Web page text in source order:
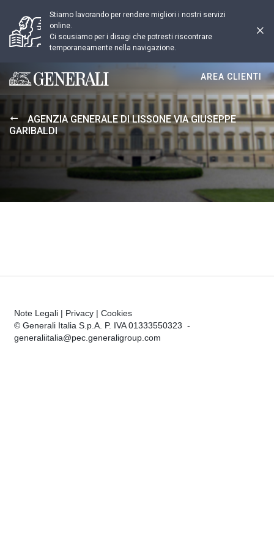
Stiamo lavorando per rendere migliori i nostri servizi
online.
Ci scusiamo per i disagi che potresti riscontrare
temporaneamente nella navigazione.
Generali logo
AREA CLIENTI
AGENZIA GENERALE DI LISSONE VIA GIUSEPPE
GARIBALDI
Note Legali | Privacy | Cookies
© Generali Italia S.p.A. P. IVA 01333550323 -
generaliitalia@pec.generaligroup.com